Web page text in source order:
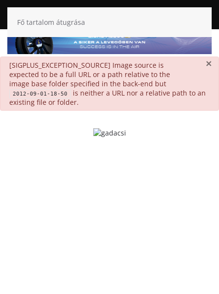
Fő tartalom átugrása
×
danger
[SIGPLUS_EXCEPTION_SOURCE] Image source is
expected to be a full URL or a path relative to the
image base folder specified in the back-end but
2012-09-01-18-50
is neither a URL nor a relative path to an
existing file or folder.